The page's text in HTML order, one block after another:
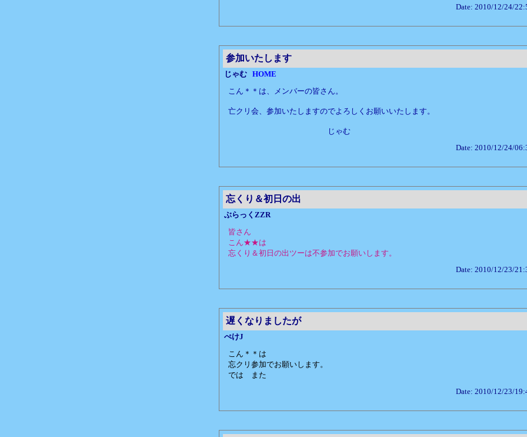
Date: 2010/12/24/
参加いたします
じゃむ HOME
こん＊＊は、メンバーの皆さん。
亡クリ会、参加いたしますのでよろしくお願いいたします。
じゃむ
Date: 2010/12/24/
忘くり＆初日の出
ぶらっくZZR
皆さん
こん★★は
忘くり＆初日の出ツーは不参加でお願いします。
Date: 2010/12/23/
遅くなりましたが
ぺけJ
こん＊＊は
忘クリ参加でお願いします。
では また
Date: 2010/12/23/